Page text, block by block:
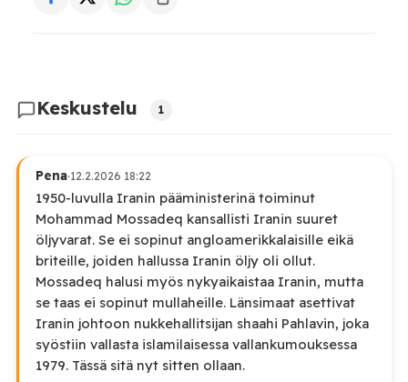
Keskustelu 1
Pena·12.2.2026 18:22
1950-luvulla Iranin pääministerinä toiminut
Mohammad Mossadeq kansallisti Iranin suuret
öljyvarat. Se ei sopinut angloamerikkalaisille eikä
briteille, joiden hallussa Iranin öljy oli ollut.
Mossadeq halusi myös nykyaikaistaa Iranin, mutta
se taas ei sopinut mullaheille. Länsimaat asettivat
Iranin johtoon nukkehallitsijan shaahi Pahlavin, joka
syöstiin vallasta islamilaisessa vallankumouksessa
1979. Tässä sitä nyt sitten ollaan.